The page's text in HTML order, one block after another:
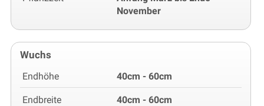
November
Wuchs
Endhöhe 40cm - 60cm
Endbreite 40cm - 60cm